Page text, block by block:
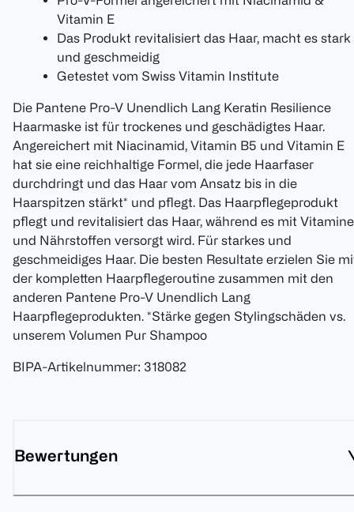
Vitamin E
Das Produkt revitalisiert das Haar, macht es stark
und geschmeidig
Getestet vom Swiss Vitamin Institute
Die Pantene Pro-V Unendlich Lang Keratin Resilience
Haarmaske ist für trockenes und geschädigtes Haar.
Angereichert mit Niacinamid, Vitamin B5 und Vitamin E
hat sie eine reichhaltige Formel, die jede Haarfaser
durchdringt und das Haar vom Ansatz bis in die
Haarspitzen stärkt* und pflegt. Das Haarpflegeprodukt
pflegt und revitalisiert das Haar, während es mit
und Nährstoffen versorgt wird. Für starkes und
geschmeidiges Haar. Die besten Resultate erzielen Sie
der kompletten Haarpflegeroutine zusammen mit den
anderen Pantene Pro-V Unendlich Lang
Haarpflegeprodukten. *Stärke gegen Stylingschäden vs.
unserem Volumen Pur Shampoo
BIPA-Artikelnummer: 318082
Bewertungen